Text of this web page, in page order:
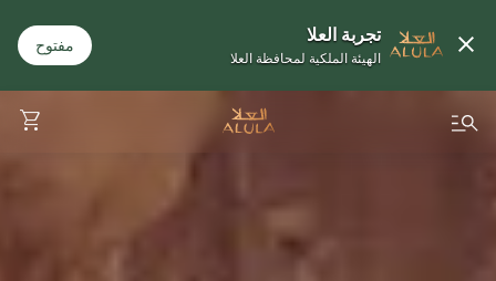
تجربة العلا
الهيئة الملكية لمحافظة العلا
مفتوح